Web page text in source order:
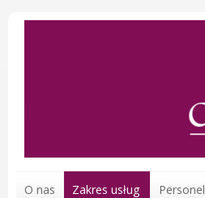
O nas Zakres usług Personel